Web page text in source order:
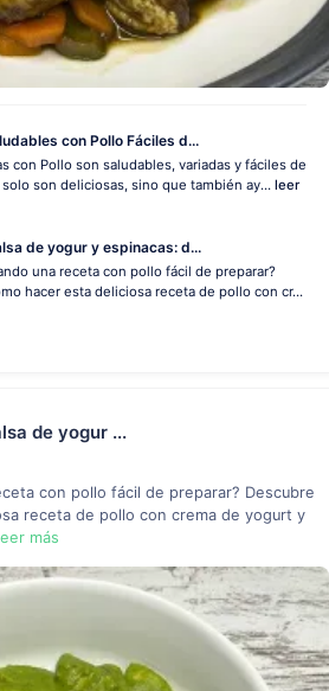
con Pollo Fáciles d...
con Pollo son saludables, variadas y fáciles de
solo son deliciosas, sino que también ay... leer
de yogur y espinacas: d...
una receta con pollo fácil de preparar?
hacer esta deliciosa receta de pollo con cr...
de yogur ...
con pollo fácil de preparar? Descubre
receta de pollo con crema de yogurt y
más